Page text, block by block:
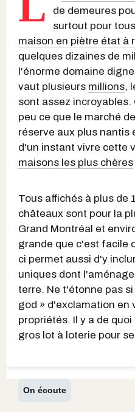
de demeures
surtout pour
maison en piètre état à
quelques dizaines de
l'énorme domaine
vaut plusieurs millions,
sont assez
peu ce que le marché
réserve aux plus nantis
d'un instant vivre cette
maisons les plus chères
Tous affichés à plus de
châteaux sont pour la
Grand Montréal et
grande que c'est facile
ci permet aussi d'y
uniques dont
terre. Ne t'étonne pas
god » d'exclamation en
propriétés. Il y a de
gros lot à loterie pour
On écoute